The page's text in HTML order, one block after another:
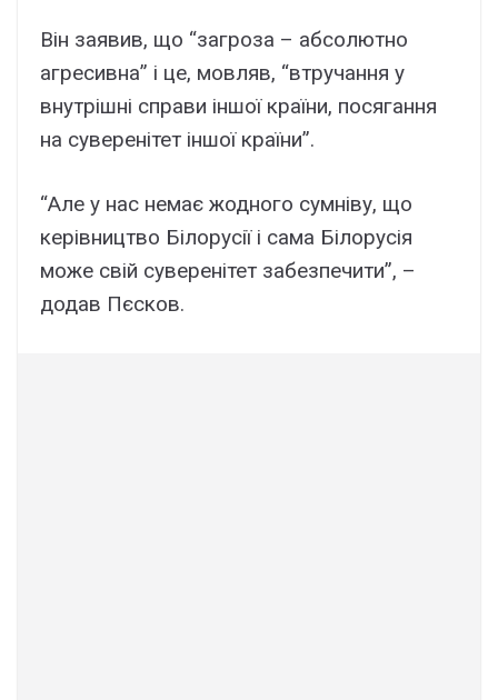
Він заявив, що “загроза – абсолютно
агресивна” і це, мовляв, “втручання у
внутрішні справи іншої країни, посягання
на суверенітет іншої країни”.
“Але у нас немає жодного сумніву, що
керівництво Білорусії і сама Білорусія
може свій суверенітет забезпечити”, –
додав Пєсков.